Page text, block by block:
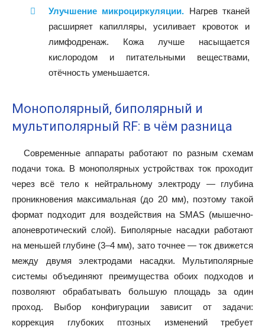
Улучшение микроциркуляции. Нагрев тканей
расширяет капилляры, усиливает кровоток и
лимфодренаж. Кожа лучше насыщается
кислородом и питательными веществами,
отёчность уменьшается.
Монополярный, биполярный и
мультиполярный RF: в чём разница
Современные аппараты работают по разным схемам
подачи тока. В монополярных устройствах ток проходит
через всё тело к нейтральному электроду — глубина
проникновения максимальная (до 20 мм), поэтому такой
формат подходит для воздействия на SMAS (мышечно-
апоневротический слой). Биполярные насадки работают
на меньшей глубине (3–4 мм), зато точнее — ток движется
между двумя электродами насадки. Мультиполярные
системы объединяют преимущества обоих подходов и
позволяют обрабатывать большую площадь за один
проход. Выбор конфигурации зависит от задачи:
коррекция глубоких птозных изменений требует